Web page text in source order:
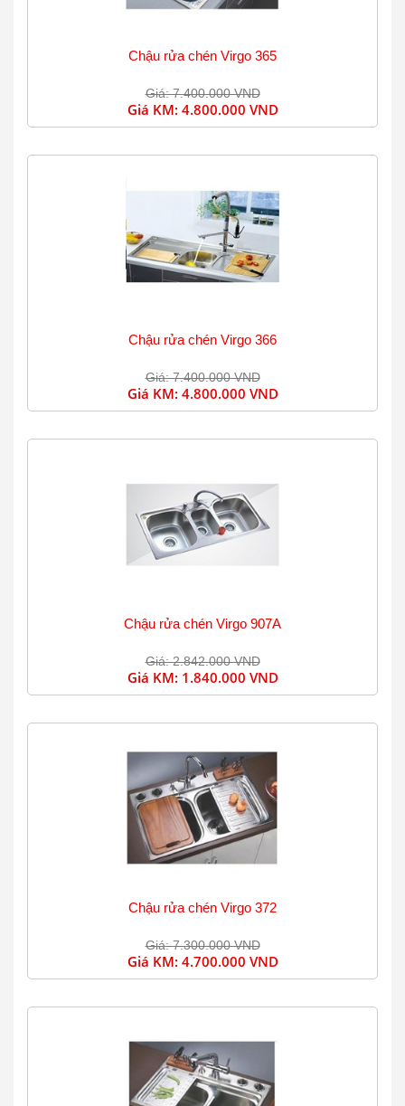
Chậu rửa chén Virgo 365
Giá: 7.400.000 VND
Giá KM: 4.800.000 VND
Chậu rửa chén Virgo 366
Giá: 7.400.000 VND
Giá KM: 4.800.000 VND
Chậu rửa chén Virgo 907A
Giá: 2.842.000 VND
Giá KM: 1.840.000 VND
Chậu rửa chén Virgo 372
Giá: 7.300.000 VND
Giá KM: 4.700.000 VND